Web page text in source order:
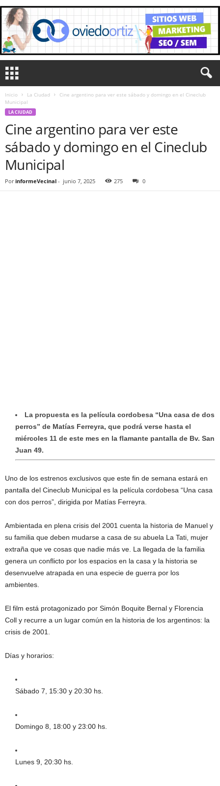
Inicio La Ciudad
Cine argentino para ver este sábado y domingo en el Cineclub
Municipal
LA CIUDAD
Cine argentino para ver este
sábado y domingo en el Cineclub
Municipal
Por informeVecinal - junio 7, 2025 275 0
La propuesta es la película cordobesa “Una casa de dos
perros” de Matías Ferreyra, que podrá verse hasta el
miércoles 11 de este mes en la flamante pantalla de Bv. San
Juan 49.
Uno de los estrenos exclusivos que este fin de semana estará en
pantalla del Cineclub Municipal es la película cordobesa “Una casa
con dos perros”, dirigida por Matías Ferreyra.
Ambientada en plena crisis del 2001 cuenta la historia de Manuel y
su familia que deben mudarse a casa de su abuela La Tati, mujer
extraña que ve cosas que nadie más ve. La llegada de la familia
genera un conflicto por los espacios en la casa y la historia se
desenvuelve atrapada en una especie de guerra por los
ambientes.
El film está protagonizado por Simón Boquite Bernal y Florencia
Coll y recurre a un lugar común en la historia de los argentinos: la
crisis de 2001.
Días y horarios:
Sábado 7, 15:30 y 20:30 hs.
Domingo 8, 18:00 y 23:00 hs.
Lunes 9, 20:30 hs.